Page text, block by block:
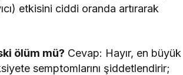
etkisini ciddi oranda artırarak
ölüm mü? Cevap: Hayır, en büyük
semptomlarını şiddetlendirir;